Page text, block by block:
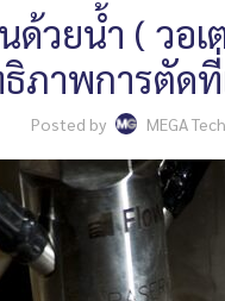
ด้วยน้ำ ( วอ
ภาพการตัด
Posted by MEGA Tech